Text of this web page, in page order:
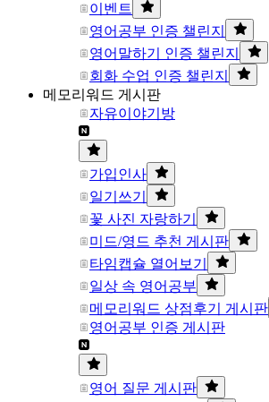
이벤트
영어공부 인증 챌린지
영어말하기 인증 챌린지
회화 수업 인증 챌린지
메모리워드 게시판
자유이야기방
가입인사
일기쓰기
꽃 사진 자랑하기
미드/영드 추천 게시판
타임캡슐 열어보기
일상 속 영어공부
메모리워드 상점후기 게시판
영어공부 인증 게시판
영어 질문 게시판